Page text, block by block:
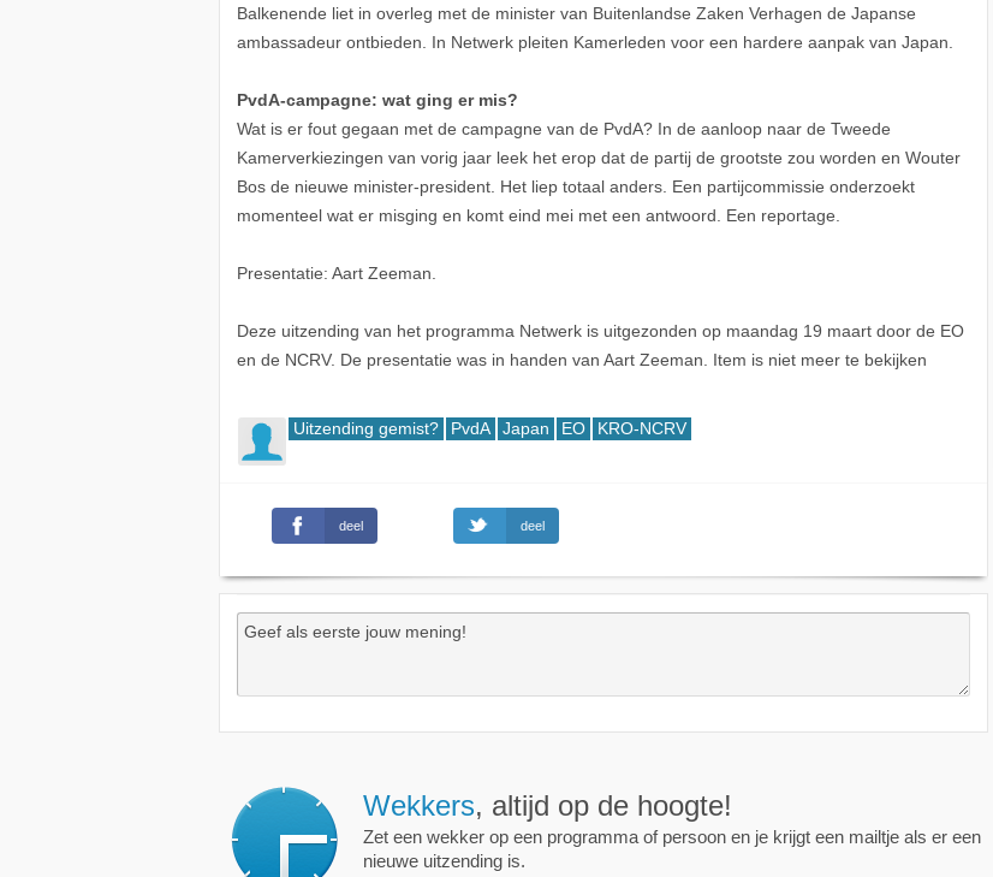
Balkenende liet in overleg met de minister van Buitenlandse Zaken Verhagen de Japanse
ambassadeur ontbieden. In Netwerk pleiten Kamerleden voor een hardere aanpak van Japan.
PvdA-campagne: wat ging er mis?
Wat is er fout gegaan met de campagne van de PvdA? In de aanloop naar de Tweede
Kamerverkiezingen van vorig jaar leek het erop dat de partij de grootste zou worden en Wouter
Bos de nieuwe minister-president. Het liep totaal anders. Een partijcommissie onderzoekt
momenteel wat er misging en komt eind mei met een antwoord. Een reportage.
Presentatie: Aart Zeeman.
Deze uitzending van het programma Netwerk is uitgezonden op maandag 19 maart door de EO
en de NCRV. De presentatie was in handen van Aart Zeeman. Item is niet meer te bekijken
Uitzending gemist? PvdA Japan EO KRO-NCRV
deel deel
Wekkers, altijd op de hoogte!
Zet een wekker op een programma of persoon en je krijgt een mailtje als er een
nieuwe uitzending is.